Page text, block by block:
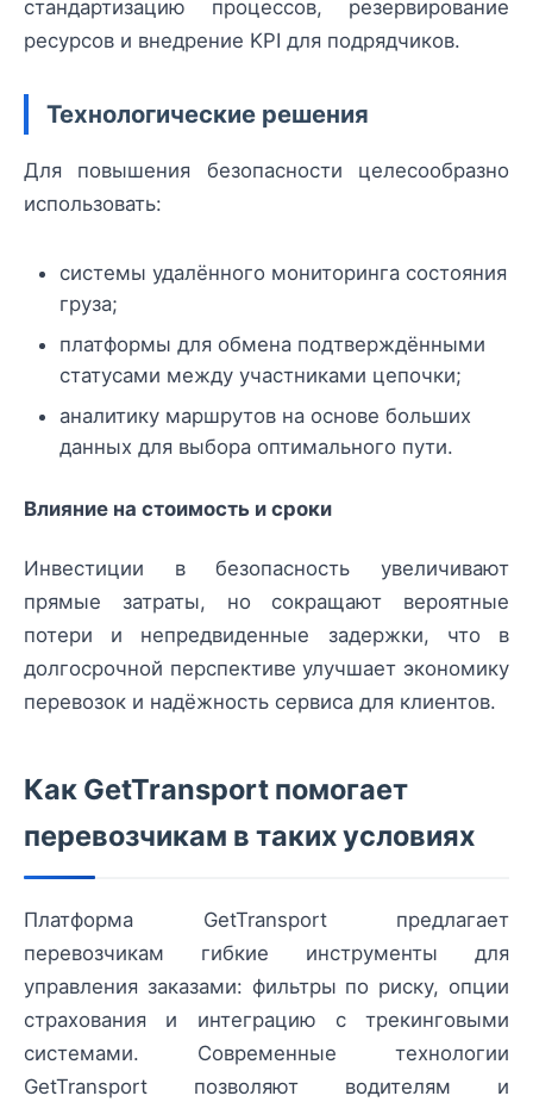
стандартизацию процессов, резервирование
ресурсов и внедрение KPI для подрядчиков.
Технологические решения
Для повышения безопасности целесообразно
использовать:
системы удалённого мониторинга состояния
груза;
платформы для обмена подтверждёнными
статусами между участниками цепочки;
аналитику маршрутов на основе больших
данных для выбора оптимального пути.
Влияние на стоимость и сроки
Инвестиции в безопасность увеличивают
прямые затраты, но сокращают вероятные
потери и непредвиденные задержки, что в
долгосрочной перспективе улучшает экономику
перевозок и надёжность сервиса для клиентов.
Как GetTransport помогает
перевозчикам в таких условиях
Платформа GetTransport предлагает
перевозчикам гибкие инструменты для
управления заказами: фильтры по риску, опции
страхования и интеграцию с трекинговыми
системами. Современные технологии
GetTransport позволяют водителям и